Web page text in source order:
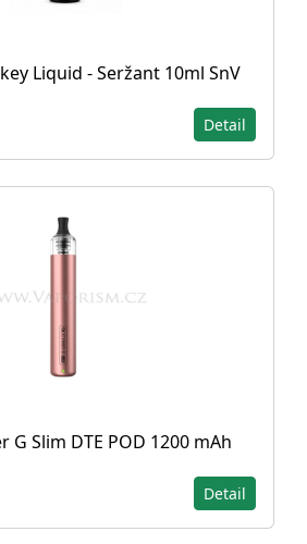
Liquid - Seržant 10ml SnV
Detail
G Slim DTE POD 1200 mAh
Detail